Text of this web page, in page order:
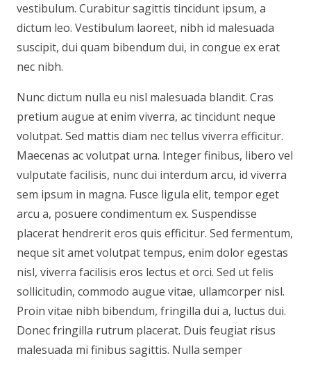
vestibulum. Curabitur sagittis tincidunt ipsum, a
dictum leo. Vestibulum laoreet, nibh id malesuada
suscipit, dui quam bibendum dui, in congue ex erat
nec nibh.
Nunc dictum nulla eu nisl malesuada blandit. Cras
pretium augue at enim viverra, ac tincidunt neque
volutpat. Sed mattis diam nec tellus viverra efficitur.
Maecenas ac volutpat urna. Integer finibus, libero vel
vulputate facilisis, nunc dui interdum arcu, id viverra
sem ipsum in magna. Fusce ligula elit, tempor eget
arcu a, posuere condimentum ex. Suspendisse
placerat hendrerit eros quis efficitur. Sed fermentum,
neque sit amet volutpat tempus, enim dolor egestas
nisl, viverra facilisis eros lectus et orci. Sed ut felis
sollicitudin, commodo augue vitae, ullamcorper nisl.
Proin vitae nibh bibendum, fringilla dui a, luctus dui.
Donec fringilla rutrum placerat. Duis feugiat risus
malesuada mi finibus sagittis. Nulla semper